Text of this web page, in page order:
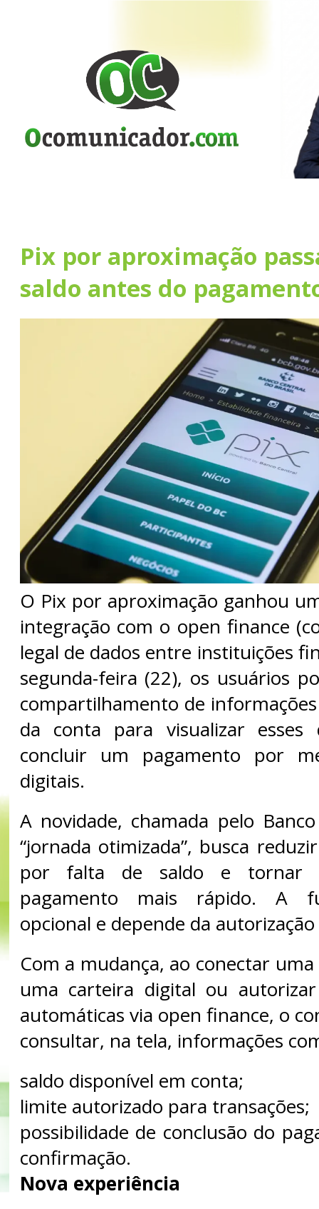
Pix por aproximação
saldo antes do
O Pix por aproximação ganhou
integração com o open finance
legal de dados entre instituições
segunda-feira (22), os usuários
compartilhamento de
da conta para visualizar esses
concluir um pagamento por
digitais.
A novidade, chamada pelo
“jornada otimizada”, busca
por falta de saldo e tornar
pagamento mais rápido. A
opcional e depende da
Com a mudança, ao conectar
uma carteira digital ou autorizar
automáticas via open finance, o
consultar, na tela, informações
saldo disponível em conta;
limite autorizado para transações;
possibilidade de conclusão do
confirmação.
Nova experiência